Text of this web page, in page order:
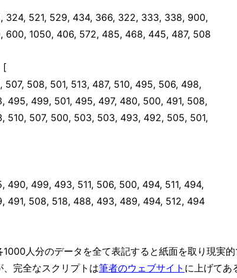
324, 521, 529, 434, 366, 322, 333, 338, 900,
600, 1050, 406, 572, 485, 468, 445, 487, 508
[
507, 508, 501, 513, 487, 510, 495, 506, 498,
495, 499, 501, 495, 497, 480, 500, 491, 508,
510, 507, 500, 503, 503, 493, 492, 505, 501,
490, 499, 493, 511, 506, 500, 494, 511, 494,
491, 508, 518, 488, 493, 489, 494, 512, 494
人分のデータを全て表記すると紙面を取り現実
、完全なスクリプトは筆者のウェブサイト に上げてあ